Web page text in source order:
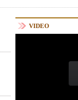
VIDEO